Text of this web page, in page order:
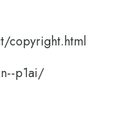
copyright.html
p1ai/